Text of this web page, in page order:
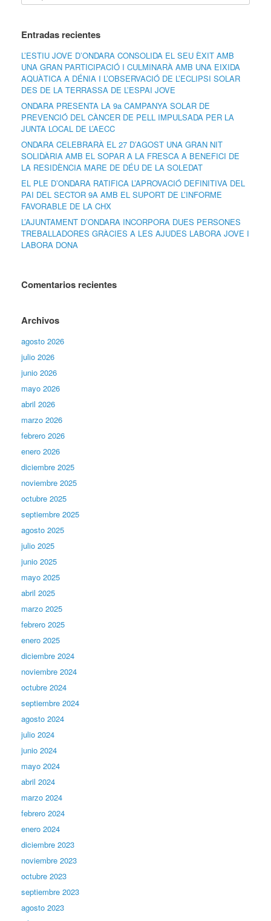
Entradas recientes
L’ESTIU JOVE D’ONDARA CONSOLIDA EL SEU ÈXIT AMB
UNA GRAN PARTICIPACIÓ I CULMINARÀ AMB UNA EIXIDA
AQUÀTICA A DÉNIA I L’OBSERVACIÓ DE L’ECLIPSI SOLAR
DES DE LA TERRASSA DE L’ESPAI JOVE
ONDARA PRESENTA LA 9a CAMPANYA SOLAR DE
PREVENCIÓ DEL CÀNCER DE PELL IMPULSADA PER LA
JUNTA LOCAL DE L’AECC
ONDARA CELEBRARÀ EL 27 D’AGOST UNA GRAN NIT
SOLIDÀRIA AMB EL SOPAR A LA FRESCA A BENEFICI DE
LA RESIDÈNCIA MARE DE DÉU DE LA SOLEDAT
EL PLE D’ONDARA RATIFICA L’APROVACIÓ DEFINITIVA DEL
PAI DEL SECTOR 9A AMB EL SUPORT DE L’INFORME
FAVORABLE DE LA CHX
L’AJUNTAMENT D’ONDARA INCORPORA DUES PERSONES
TREBALLADORES GRÀCIES A LES AJUDES LABORA JOVE I
LABORA DONA
Comentarios recientes
Archivos
agosto 2026
julio 2026
junio 2026
mayo 2026
abril 2026
marzo 2026
febrero 2026
enero 2026
diciembre 2025
noviembre 2025
octubre 2025
septiembre 2025
agosto 2025
julio 2025
junio 2025
mayo 2025
abril 2025
marzo 2025
febrero 2025
enero 2025
diciembre 2024
noviembre 2024
octubre 2024
septiembre 2024
agosto 2024
julio 2024
junio 2024
mayo 2024
abril 2024
marzo 2024
febrero 2024
enero 2024
diciembre 2023
noviembre 2023
octubre 2023
septiembre 2023
agosto 2023